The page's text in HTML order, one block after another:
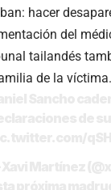
hacer
del
tailandés
de la víctima.